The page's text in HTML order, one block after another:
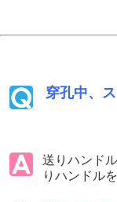
穿孔中、
送りハンド
りハンドル